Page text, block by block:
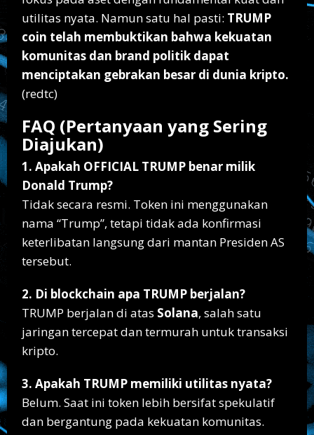
utilitas nyata. Namun satu hal pasti: TRUMP
coin telah membuktikan bahwa kekuatan
komunitas dan brand politik dapat
menciptakan gebrakan besar di dunia kripto.
(redtc)
FAQ (Pertanyaan yang Sering
Diajukan)
1. Apakah OFFICIAL TRUMP benar milik
Donald Trump?
Tidak secara resmi. Token ini menggunakan
nama “Trump”, tetapi tidak ada konfirmasi
keterlibatan langsung dari mantan Presiden AS
tersebut.
2. Di blockchain apa TRUMP berjalan?
TRUMP berjalan di atas Solana, salah satu
jaringan tercepat dan termurah untuk transaksi
kripto.
3. Apakah TRUMP memiliki utilitas nyata?
Belum. Saat ini token lebih bersifat spekulatif
dan bergantung pada kekuatan komunitas.